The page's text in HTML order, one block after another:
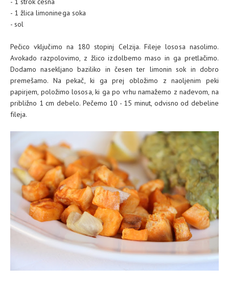
- 1 žlica limoninega soka
- sol
Pečico vključimo na 180 stopinj Celzija. Fileje lososa nasolimo.
Avokado razpolovimo, z žlico izdolbemo maso in ga pretlačimo.
Dodamo nasekljano baziliko in česen ter limonin sok in dobro
premešamo. Na pekač, ki ga prej obložimo z naoljenim peki
papirjem, položimo lososa, ki ga po vrhu namažemo z nadevom, na
približno 1 cm debelo. Pečemo 10 - 15 minut, odvisno od debeline
fileja.